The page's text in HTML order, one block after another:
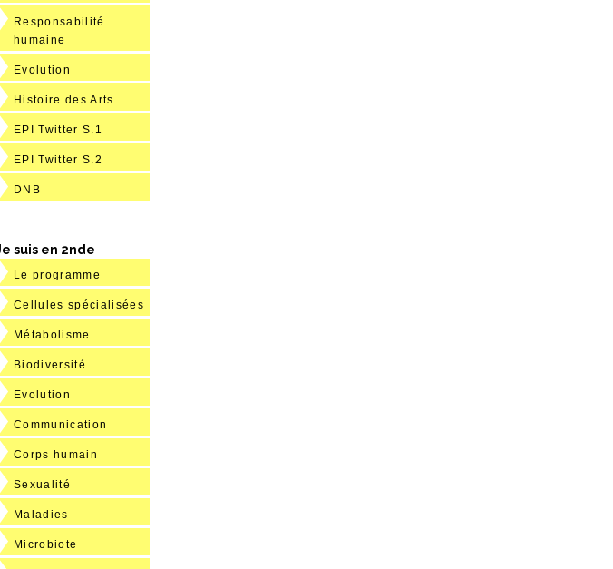
Responsabilité
humaine
Evolution
Histoire des Arts
EPI Twitter S.1
EPI Twitter S.2
DNB
suis en 2nde
Le programme
Cellules spécialisées
Métabolisme
Biodiversité
Evolution
Communication
Corps humain
Sexualité
Maladies
Microbiote